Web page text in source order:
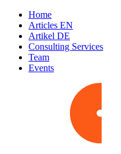
Home
Articles EN
Artikel DE
Consulting Services
Team
Events